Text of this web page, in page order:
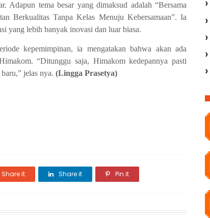
Adapun tema besar yang dimaksud adalah “Bersama
Berkualitas Tanpa Kelas Menuju Kebersamaan”. Ia
yang lebih banyak inovasi dan luar biasa.
kepemimpinan, ia mengatakan bahwa akan ada
“Ditunggu saja, Himakom kedepannya pasti
,” jelas nya. (Lingga Prasetya)
Share it Share it Pin it